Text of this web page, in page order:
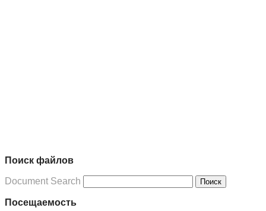
Поиск файлов
Document Search Поиск
Посещаемость